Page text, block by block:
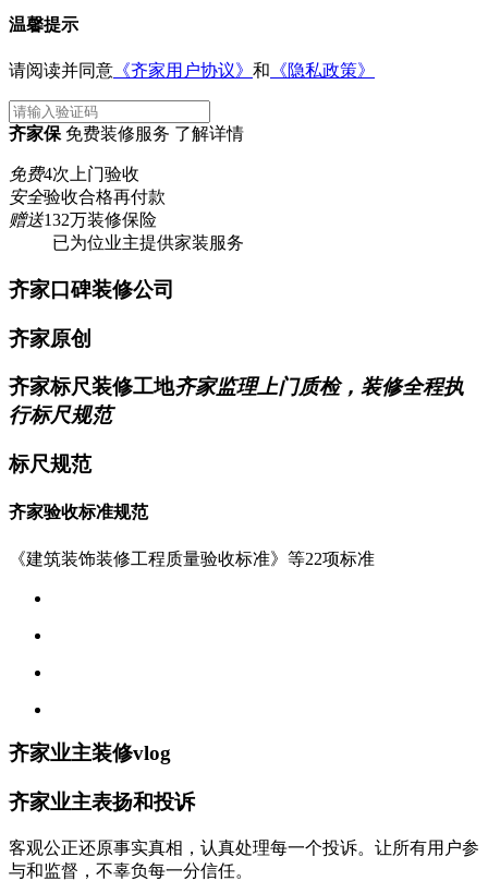
温馨提示
请阅读并同意 《齐家用户协议》 和 《隐私政策》
齐家保 免费装修服务 了解详情
免费4次上门验收
安全验收合格再付款
赠送132万装修保险
已为位业主提供家装服务
齐家口碑装修公司
齐家原创
齐家标尺装修工地齐家监理上门质检，装修全程执
行标尺规范
标尺规范
齐家验收标准规范
《建筑装饰装修工程质量验收标准》等22项标准
齐家业主装修vlog
齐家业主表扬和投诉
客观公正还原事实真相，认真处理每一个投诉。让所有用户参
与和监督，不辜负每一分信任。